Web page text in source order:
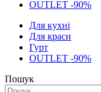
OUTLET -90%
Для кухні
Для краси
Гурт
OUTLET -90%
Пошук